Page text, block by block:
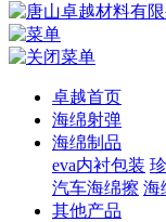
卓越首页
海绵射弹
海绵制品
eva内衬包装
汽车海绵擦 海
其他产品